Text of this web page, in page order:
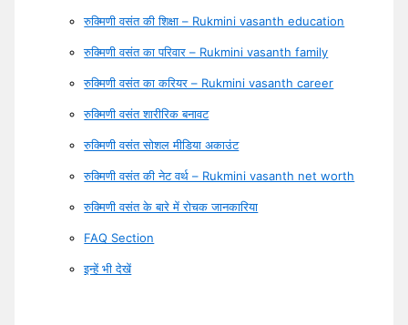
रुक्मिणी वसंत की शिक्षा – Rukmini vasanth education
रुक्मिणी वसंत का परिवार – Rukmini vasanth family
रुक्मिणी वसंत का करियर – Rukmini vasanth career
रुक्मिणी वसंत शारीरिक बनावट
रुक्मिणी वसंत सोशल मीडिया अकाउंट
रुक्मिणी वसंत की नेट वर्थ – Rukmini vasanth net worth
रुक्मिणी वसंत के बारे में रोचक जानकारिया
FAQ Section
इन्हें भी देखें